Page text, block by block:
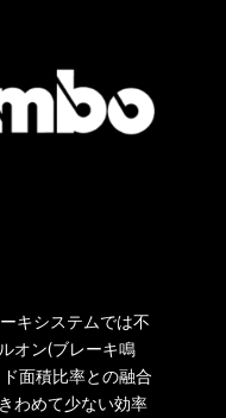
キシステムでは不
オン(ブレーキ鳴
面積比率との融合
わめて少ない効率